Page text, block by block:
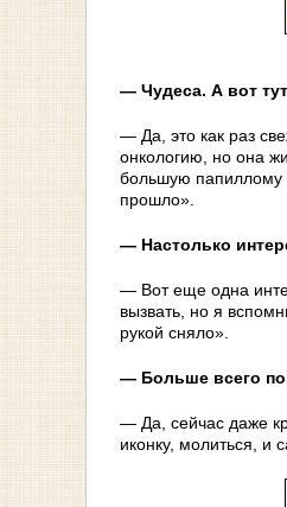
— Чудеса. А вот
— Да, это как раз
онкологию, но она
большую папиллому
прошло».
— Настолько
— Вот еще одна
вызвать, но я
рукой сняло».
— Больше всего
— Да, сейчас даже
иконку, молиться, и